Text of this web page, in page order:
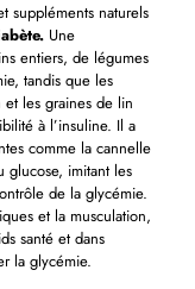
suppléments naturels
Une
entiers, de légumes
tandis que les
et les graines de lin
à l’insuline. Il a
comme la cannelle
glucose, imitant les
de la glycémie.
et la musculation,
santé et dans
la glycémie.